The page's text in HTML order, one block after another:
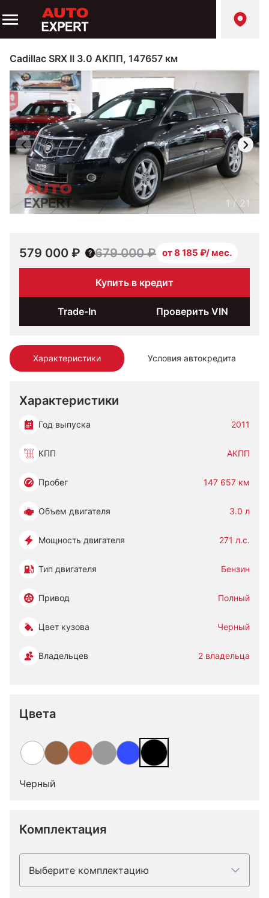
Cadillac SRX II 3.0 АКПП, 147657 км
Характеристики Условия автокредита
Характеристики
Год выпуска 2011
КПП АКПП
Пробег 147 657 км
Объем двигателя 3.0 л
Мощность двигателя 271 л.с.
Тип двигателя Бензин
Привод Полный
Цвет кузова Черный
Владельцев 2 владельца
Цвета
Черный
Комплектация
Выберите комплектацию
1 /21
579 000 ₽ 679 000 ₽ от 8 185 ₽/ мес.
Купить в кредит
Trade-In Проверить VIN